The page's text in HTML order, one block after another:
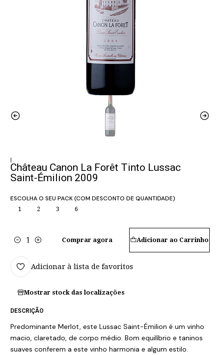
|
Château Canon La Forêt Tinto Lussac
Saint-Émilion 2009
ESCOLHA O SEU PACK (COM DESCONTO DE QUANTIDADE)
1 2 3 6
Quantidade
Adicionar ao Carrinho
Comprar agora
Adicionar à lista de favoritos
Mostrar stock das localizações
DESCRIÇÃO
Predominante Merlot, este Lussac Saint-Émilion é um vinho
macio, claretado, de corpo médio. Bom equilíbrio e taninos
suaves conferem a este vinho harmonia e algum estilo.